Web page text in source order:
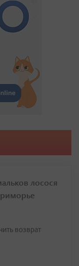
лосося
возврат